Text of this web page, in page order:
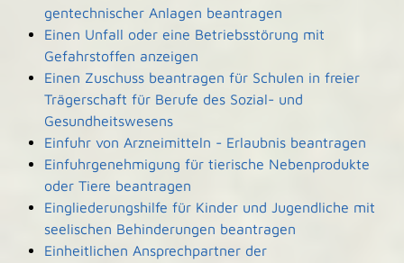
gentechnischer Anlagen beantragen
Einen Unfall oder eine Betriebsstörung mit
Gefahrstoffen anzeigen
Einen Zuschuss beantragen für Schulen in freier
Trägerschaft für Berufe des Sozial- und
Gesundheitswesens
Einfuhr von Arzneimitteln - Erlaubnis beantragen
Einfuhrgenehmigung für tierische Nebenprodukte
oder Tiere beantragen
Eingliederungshilfe für Kinder und Jugendliche mit
seelischen Behinderungen beantragen
Einheitlichen Ansprechpartner der